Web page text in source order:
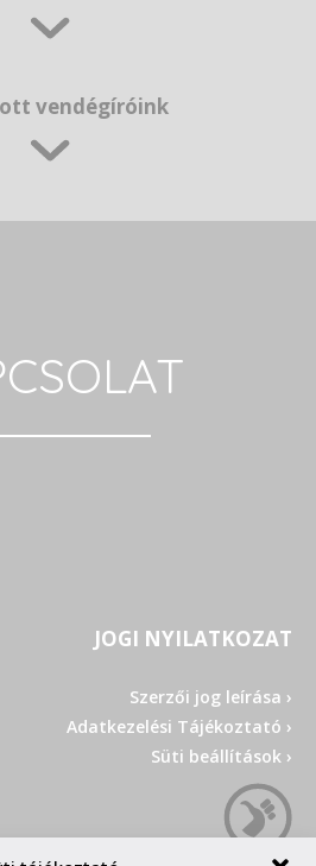
vendégíróink
JOGI NYILATKOZAT
Szerzői jog leírása ›
Adatkezelési Tájékoztató ›
Süti beállítások ›